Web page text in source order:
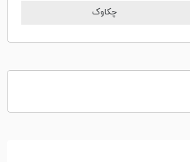
چکاوک